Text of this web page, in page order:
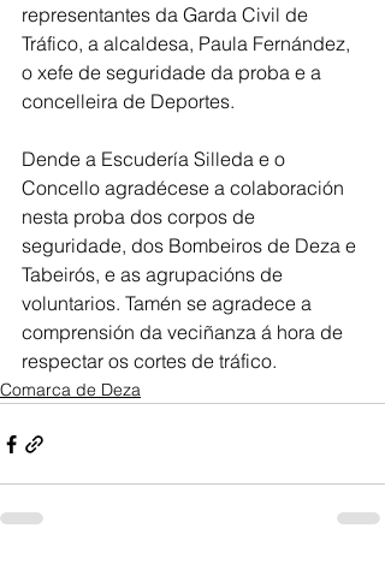
representantes da Garda Civil de
Tráfico, a alcaldesa, Paula Fernández,
o xefe de seguridade da proba e a
concelleira de Deportes.
Dende a Escudería Silleda e o
Concello agradécese a colaboración
nesta proba dos corpos de
seguridade, dos Bombeiros de Deza e
Tabeirós, e as agrupacións de
voluntarios. Tamén se agradece a
comprensión da veciñanza á hora de
respectar os cortes de tráfico.
Comarca de Deza